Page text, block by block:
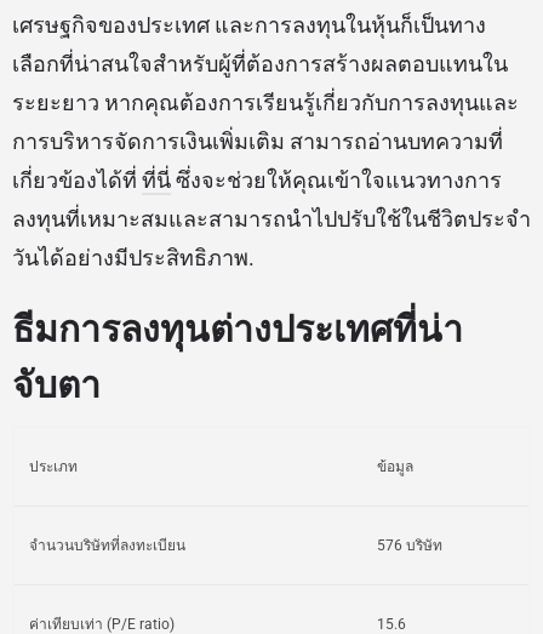
เศรษฐกิจของประเทศ และการลงทุนในหุ้นก็เป็นทาง
เลือกที่น่าสนใจสำหรับผู้ที่ต้องการสร้างผลตอบแทนใน
ระยะยาว หากคุณต้องการเรียนรู้เกี่ยวกับการลงทุนและ
การบริหารจัดการเงินเพิ่มเติม สามารถอ่านบทความที่
เกี่ยวข้องได้ที่ ที่นี่ซึ่งจะช่วยให้คุณเข้าใจแนวทางการ
ลงทุนที่เหมาะสมและสามารถนำไปปรับใช้ในชีวิตประจำ
วันได้อย่างมีประสิทธิภาพ.
ธีมการลงทุนต่างประเทศที่น่า
จับตา
ประเภท ข้อมูล
จำนวนบริษัทที่ลงทะเบียน 576 บริษัท
ค่าเทียบเท่า (P/E ratio) 15.6